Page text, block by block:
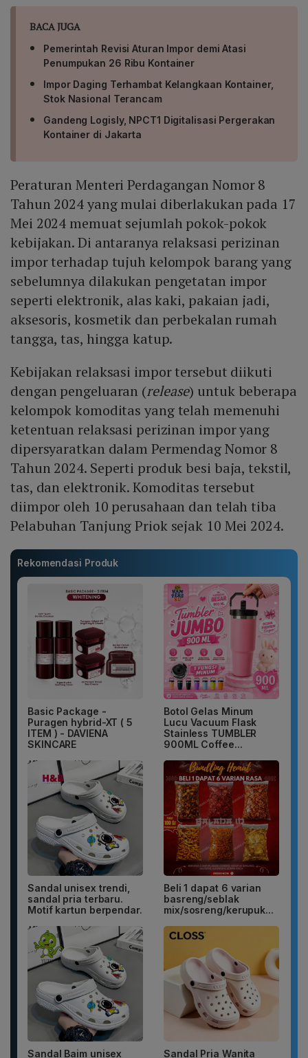
BACA JUGA
Pemerintah Revisi Aturan Impor demi Atasi
Penumpukan 26 Ribu Kontainer
Impor Daging Terhambat Kelangkaan Kontainer,
Stok Nasional Terancam
Gandeng Logisly, NPCT1 Digitalisasi Pergerakan
Kontainer di Jakarta
Peraturan Menteri Perdagangan Nomor 8
Tahun 2024 yang mulai diberlakukan pada 17
Mei 2024 memuat sejumlah pokok-pokok
kebijakan. Di antaranya relaksasi perizinan
impor terhadap tujuh kelompok barang yang
sebelumnya dilakukan pengetatan impor
seperti elektronik, alas kaki, pakaian jadi,
aksesoris, kosmetik dan perbekalan rumah
tangga, tas, hingga katup.
Kebijakan relaksasi impor tersebut diikuti
dengan pengeluaran (release) untuk beberapa
kelompok komoditas yang telah memenuhi
ketentuan relaksasi perizinan impor yang
dipersyaratkan dalam Permendag Nomor 8
Tahun 2024. Seperti produk besi baja, tekstil,
tas, dan elektronik. Komoditas tersebut
diimpor oleh 10 perusahaan dan telah tiba
Pelabuhan Tanjung Priok sejak 10 Mei 2024.
Rekomendasi Produk
Basic Package -
Puragen hybrid-XT ( 5
ITEM ) - DAVIENA
SKINCARE
Botol Gelas Minum
Lucu Vacuum Flask
Stainless TUMBLER
900ML Coffee...
Sandal unisex trendi,
sandal pria terbaru.
Motif kartun berpendar.
Beli 1 dapat 6 varian
basreng/seblak
mix/sosreng/kerupuk...
Sandal Baim unisex Sandal Pria Wanita